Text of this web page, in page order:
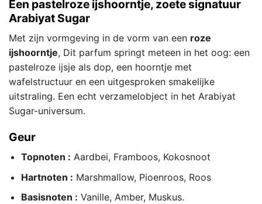
Een pastelroze ijshoorntje, zoete signatuur
Arabiyat Sugar
Met zijn vormgeving in de vorm van een roze
ijshoorntje, Dit parfum springt meteen in het oog: een
pastelroze ijsje als dop, een hoorntje met
wafelstructuur en een uitgesproken smakelijke
uitstraling. Een echt verzamelobject in het Arabiyat
Sugar-universum.
Geur
Topnoten : Aardbei, Framboos, Kokosnoot
Hartnoten : Marshmallow, Pioenroos, Roos
Basisnoten : Vanille, Amber, Muskus.